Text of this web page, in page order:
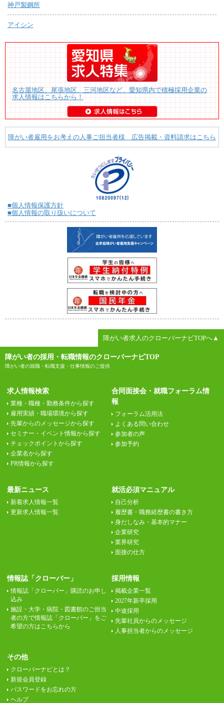
神戸製鋼所
アイシン
名古屋地区、尾張地区、三河地区など、愛知県内で積極採用企業の
求人情報はこちらから！
障がい者雇用をお考えの人事ご担当者様 広告掲載・資料請求はこちら
■個人情報保護方針
■個人情報の取り扱いについて
障がい者求人のクローバーナビTOPへ▲
障がい者の採用・転職情報のクローバーナビTOP
障がい者の就職・転職支援・仕事情報のご提供
求人情報検索
業種・職種・勤務条件から探す
雇用実績・職場環境から探す
先輩からのメッセージから探す
セミナー・イベント情報から探す
チェックポイントから探す
企業名から探す
PR情報から探す
合同面接会・就職フォーラム情
報
フォーラム活用法
よくある問い合わせ
参加者の声
参加予約
最新ニュース
新着求人情報一覧
更新求人情報一覧
就活必須マニュアル
自己分析
履歴書・職務経歴書の書き方
身だしなみ・基本的マナー
企業研究
業界研究
面接の仕方
情報誌「クローバー」
情報誌「クローバー」購読のお申し
込み
施設・大学・病院・図書館のご担当
者の方で情報誌「クローバー」をご
希望の方はこちらから
採用情報
掲載企業一覧
2027年新卒採用
中途採用
先輩社員からのメッセージ
人事担当者からのメッセージ
その他
クローバーナビとは？
新規会員登録
パスワードをお忘れの方
ヘルプ